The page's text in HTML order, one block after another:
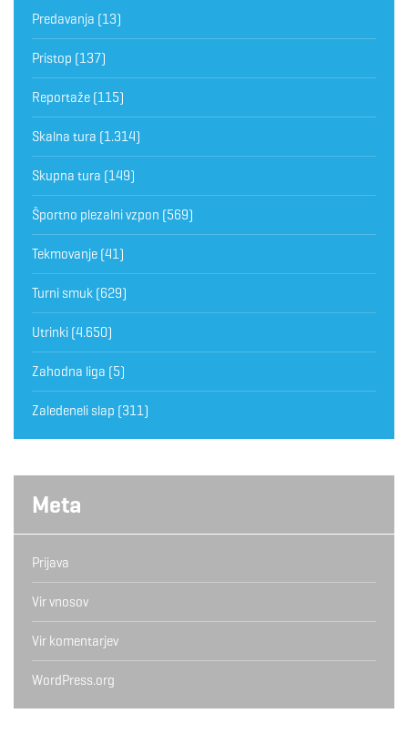
Predavanja (13)
Pristop (137)
Reportaže (115)
Skalna tura (1.314)
Skupna tura (149)
Športno plezalni vzpon (569)
Tekmovanje (41)
Turni smuk (629)
Utrinki (4.650)
Zahodna liga (5)
Zaledeneli slap (311)
Meta
Prijava
Vir vnosov
Vir komentarjev
WordPress.org